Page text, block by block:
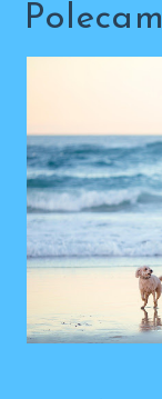
Polecam